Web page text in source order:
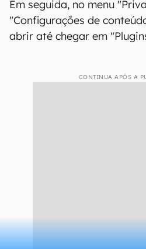
Em seguida, no menu
"Configurações de
abrir até chegar em
CONTINUA APÓS A